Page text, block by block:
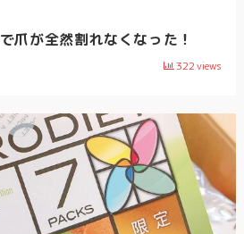
爪が全然割れなくなった！
322views